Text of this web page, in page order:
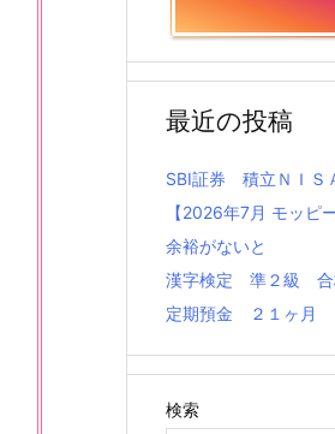
最近の投稿
SBI証券 積立ＮＩ
【2026年7月 モッ
余裕がないと
漢字検定 準２級 合
定期預金 ２１ヶ月
検索